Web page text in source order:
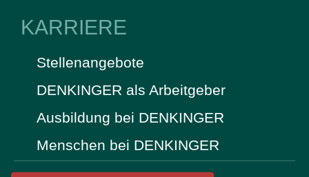
KARRIERE
Stellenangebote
DENKINGER als Arbeitgeber
Ausbildung bei DENKINGER
Menschen bei DENKINGER